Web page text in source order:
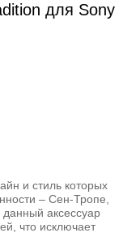
для Sony
и стиль которых
– Сен-Тропе,
аксессуар
что исключает